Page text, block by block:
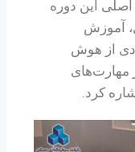
این دوره
آموزش
از هوش
مهارت‌های
کرد.